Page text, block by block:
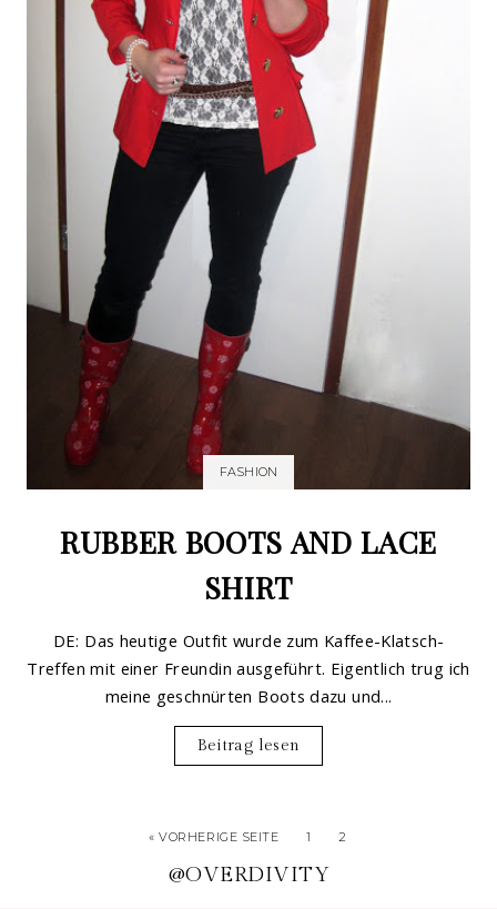
FASHION
RUBBER BOOTS AND LACE
SHIRT
DE: Das heutige Outfit wurde zum Kaffee-Klatsch-
Treffen mit einer Freundin ausgeführt. Eigentlich trug ich
meine geschnürten Boots dazu und...
Beitrag lesen
« VORHERIGE SEITE 1 2
@OVERDIVITY